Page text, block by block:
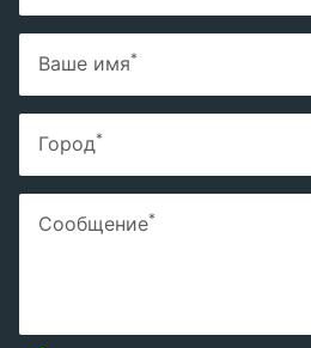
Ваше имя*
Город*
Сообщение*